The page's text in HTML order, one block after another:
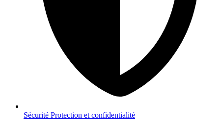
Sécurité Protection et confidentialité